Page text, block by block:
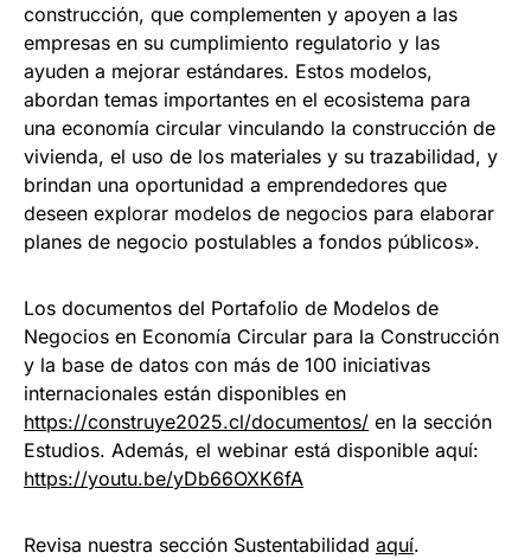
construcción, que complementen y apoyen a las
empresas en su cumplimiento regulatorio y las
ayuden a mejorar estándares. Estos modelos,
abordan temas importantes en el ecosistema para
una economía circular vinculando la construcción de
vivienda, el uso de los materiales y su trazabilidad, y
brindan una oportunidad a emprendedores que
deseen explorar modelos de negocios para elaborar
planes de negocio postulables a fondos públicos».
Los documentos del Portafolio de Modelos de
Negocios en Economía Circular para la Construcción
y la base de datos con más de 100 iniciativas
internacionales están disponibles en
https://construye2025.cl/documentos/ en la sección
Estudios. Además, el webinar está disponible aquí:
https://youtu.be/yDb66OXK6fA
Revisa nuestra sección Sustentabilidad aquí.